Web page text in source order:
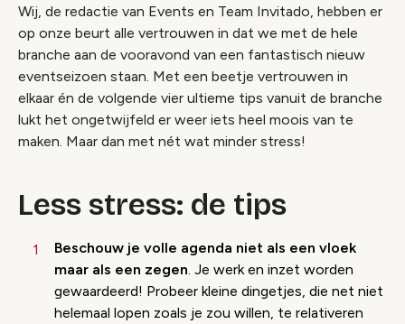
Wij, de redactie van Events en Team Invitado, hebben er
op onze beurt alle vertrouwen in dat we met de hele
branche aan de vooravond van een fantastisch nieuw
eventseizoen staan. Met een beetje vertrouwen in
elkaar én de volgende vier ultieme tips vanuit de branche
lukt het ongetwijfeld er weer iets heel moois van te
maken. Maar dan met nét wat minder stress!
Less stress: de tips
Beschouw je volle agenda niet als een vloek
maar als een zegen. Je werk en inzet worden
gewaardeerd! Probeer kleine dingetjes, die net niet
helemaal lopen zoals je zou willen, te relativeren